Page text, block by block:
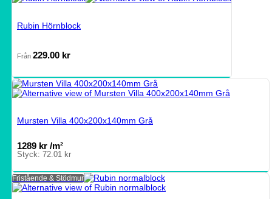
Rubin Hörnblock
Från 229.00 kr
Mursten Villa 400x200x140mm Grå
1289 kr /m²
Styck: 72.01 kr
Fristående & Stödmur